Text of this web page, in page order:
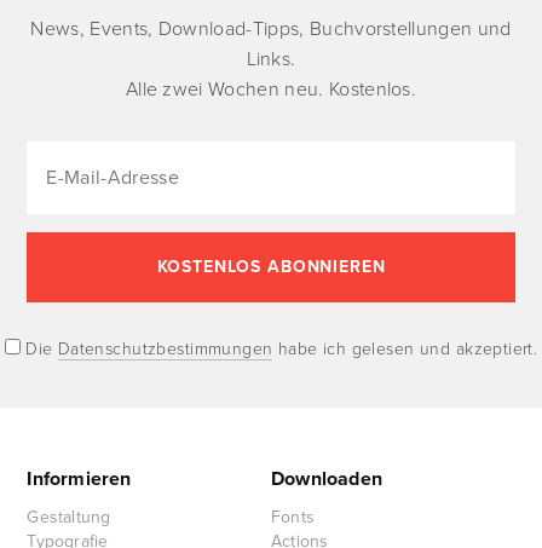
News, Events, Download-Tipps, Buchvorstellungen und
Links.
Alle zwei Wochen neu. Kostenlos.
Die Datenschutzbestimmungen habe ich gelesen und akzeptiert.
Informieren
Gestaltung
Typografie
Downloaden
Fonts
Actions